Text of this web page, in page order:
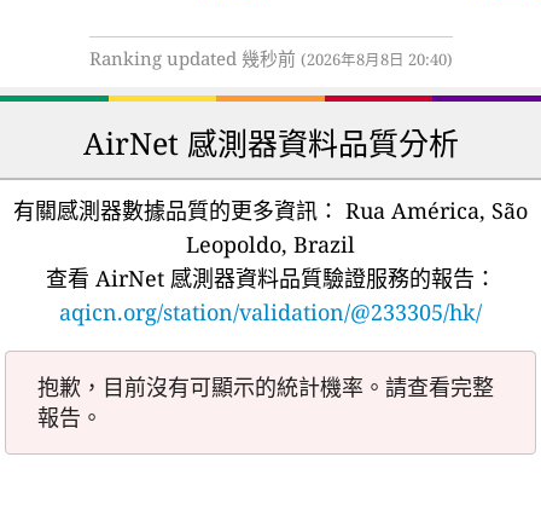
Ranking updated 幾秒前 (2026年8月8日 20:40)
AirNet 感測器資料品質分析
有關感測器數據品質的更多資訊： Rua América, São
Leopoldo, Brazil
查看 AirNet 感測器資料品質驗證服務的報告：
aqicn.org/station/validation/@233305/hk/
抱歉，目前沒有可顯示的統計機率。請查看完整
報告。